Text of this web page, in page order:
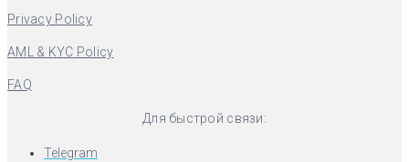
Privacy Policy
AML & KYC Policy
FAQ
Для быстрой связи:
Telegram